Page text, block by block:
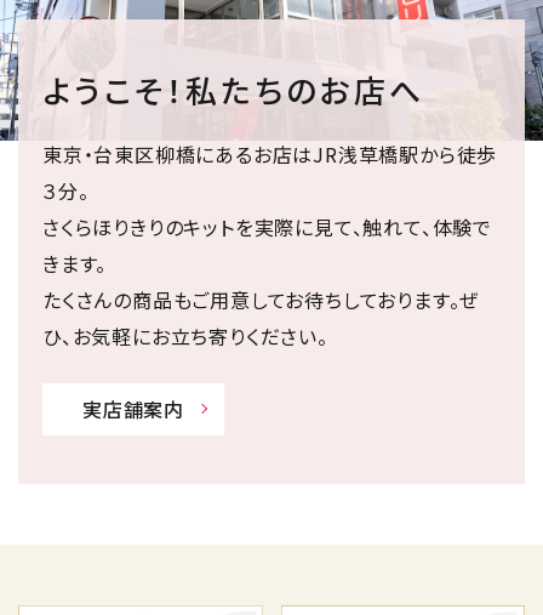
ようこそ！私たちのお店へ
東京・台東区柳橋にあるお店はJR浅草橋駅から徒歩
３分。
さくらほりきりのキットを実際に見て、触れて、体験で
きます。
たくさんの商品もご用意してお待ちしております。ぜ
ひ、お気軽にお立ち寄りください。
実店舗案内